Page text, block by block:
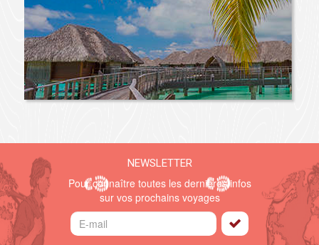
NEWSLETTER
Pour connaître toutes les dernières infos
sur vos prochains voyages